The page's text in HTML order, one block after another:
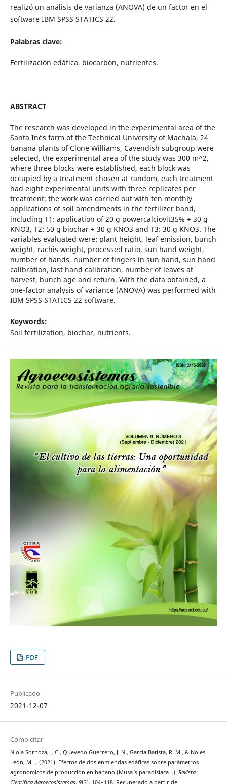
realizó un análisis de varianza (ANOVA) de un factor en el
software IBM SPSS STATICS 22.
Palabras clave:
Fertilización edáfica, biocarbón, nutrientes.
ABSTRACT
The research was developed in the experimental area of the
Santa Inés farm of the Technical University of Machala, 24
banana plants of Clone Williams, Cavendish subgroup were
selected, the experimental area of the study was 300 m^2,
where three blocks were established, each block was
occupied by a treatment chosen at random, each treatment
had eight experimental units with three replicates per
treatment; the work was carried out with ten monthly
applications of soil amendments in the fertilizer band,
including T1: application of 20 g powercalciovit35% + 30 g
KNO3, T2: 50 g biochar + 30 g KNO3 and T3: 30 g KNO3. The
variables evaluated were: plant height, leaf emission, bunch
weight, rachis weight, processed ratio, sun hand weight,
number of hands, number of fingers in sun hand, sun hand
calibration, last hand calibration, number of leaves at
harvest, bunch age and return. With the data obtained, a
one-factor analysis of variance (ANOVA) was performed with
IBM SPSS STATICS 22 software.
Keywords:
Soil fertilization, biochar, nutrients.
PDF
Publicado
2021-12-07
Cómo citar
Niola Sornoza, J. C., Quevedo Guerrero, J. N., García Batista, R. M., & Noles
León, M. J. (2021). Efectos de dos enmiendas edáficas sobre parámetros
agronómicos de producción en banano (Musa X paradisiaca l.). Revista
Científica Agroecosistemas, 9(3), 104–118. Recuperado a partir de